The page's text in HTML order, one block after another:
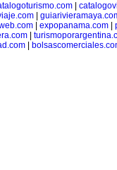
|
expopanama.com